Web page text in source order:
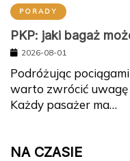
PORADY
PKP: jaki bagaż
2026-08-01
Podróżując
warto zwrócić uwagę
Każdy pasażer ma…
NA CZASIE